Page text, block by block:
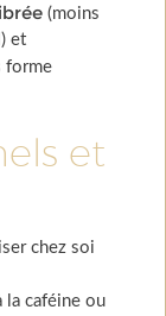
(moins
et
forme
et
chez soi
la caféine ou